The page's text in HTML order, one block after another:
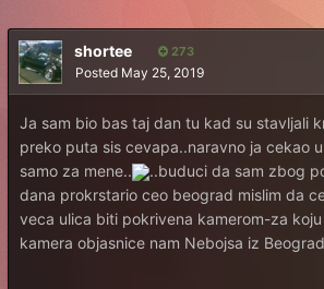
shortee 273
Posted May 25, 2019
Ja sam bio bas taj dan tu kad su stavljali
preko puta sis cevapa..naravno ja cekao
samo za mene..
..buduci da sam zbog
dana prokrstario ceo beograd mislim da
veca ulica biti pokrivena kamerom-za
kamera objasnice nam Nebojsa iz